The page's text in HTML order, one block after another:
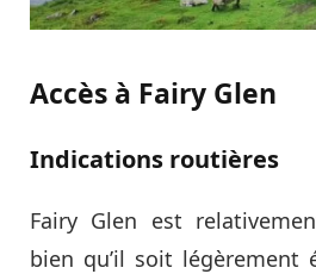
Accès à Fairy Glen
Indications routières
Fairy Glen est
bien qu’il soit légèrement